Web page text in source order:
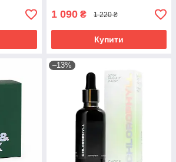
1 090 ₴ 1 220 ₴
Купити
–13%